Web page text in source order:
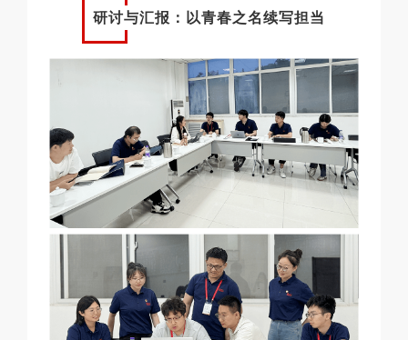
研讨与汇报：以青春之名续写担当